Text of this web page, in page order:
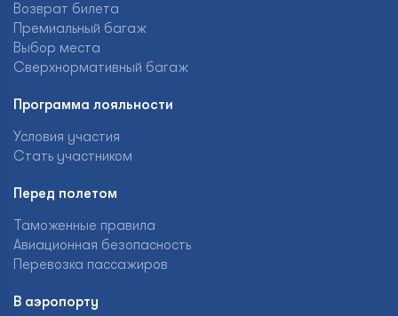
Возврат билета
Премиальный багаж
Выбор места
Сверхнормативный багаж
Программа лояльности
Условия участия
Стать участником
Перед полетом
Таможенные правила
Авиационная безопасность
Перевозка пассажиров
В аэропорту